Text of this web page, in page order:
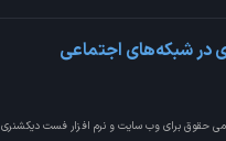
شبکه‌های اجتماعی
حقوق برای وب سایت و نرم افزارفست دیکشنری